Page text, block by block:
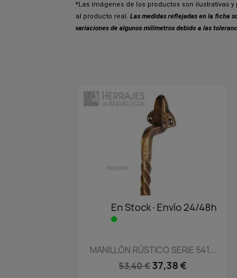
*Las imágenes de los productos son ilustrativas
al producto real. Las medidas reflejadas en la ficha
variaciones de algunos milímetros debido a las
En Stock·Envío 24/48h
 Vista rápida
MANILLÓN RÚSTICO SERIE 541...
53,40 € 37,38 €